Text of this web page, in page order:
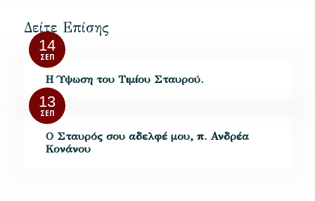
Δείτε Επίσης
14
ΣΕΠ
Η Ύψωση του Τιμίου Σταυρού.
13
ΣΕΠ
Ο Σταυρός σου αδελφέ μου, π. Ανδρέα
Κονάνου